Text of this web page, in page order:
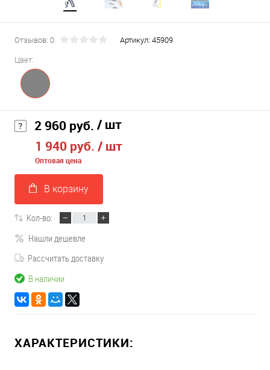
Отзывов: 0 Артикул: 45909
Цвет:
2 960 руб. / шт
1 940 руб. / шт
Оптовая цена
В корзину
Кол-во:
Нашли дешевле
Рассчитать доставку
В наличии
ХАРАКТЕРИСТИКИ: